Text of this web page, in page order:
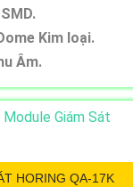
Kim loại.
Âm.
HORING QA-17K